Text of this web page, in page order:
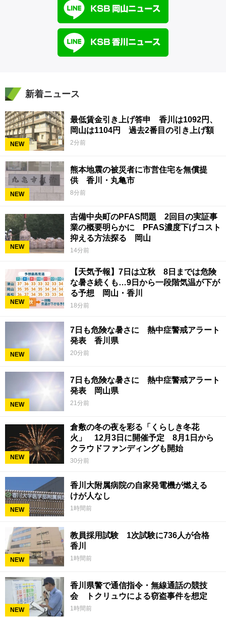
新着ニュース
NEW
最低賃金引き上げ答申 香川は1092円、
岡山は1104円 過去2番目の引き上げ額
2分前
NEW
熊本地震の被災者に市営住宅を無償提
供 香川・丸亀市
8分前
NEW
吉備中央町のPFAS問題 2回目の実証事
業の概要明らかに PFAS濃度下げコスト
抑える方法探る 岡山
14分前
NEW
【天気予報】7日は立秋 8日までは危険
な暑さ続くも…9日から一段階気温が下が
る予想 岡山・香川
18分前
NEW
7日も危険な暑さに 熱中症警戒アラート
発表 香川県
20分前
NEW
7日も危険な暑さに 熱中症警戒アラート
発表 岡山県
21分前
NEW
倉敷の冬の夜を彩る「くらしき冬花
火」 12月3日に開催予定 8月1日から
クラウドファンディングも開始
30分前
NEW
香川大附属病院の自家発電機が燃える
けが人なし
1時間前
NEW
教員採用試験 1次試験に736人が合格
香川
1時間前
NEW
香川県警で通信指令・無線通話の競技
会 トクリュウによる窃盗事件を想定
1時間前